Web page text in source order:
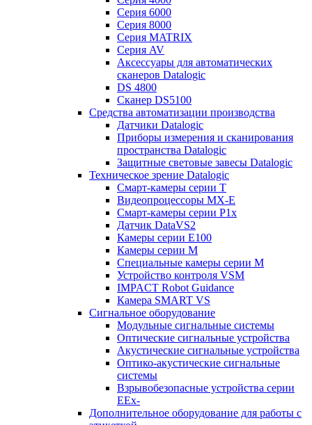
Серия 6000
Серия 8000
Серия MATRIX
Серия AV
Аксессуары для автоматических
сканеров Datalogic
DS 4800
Сканер DS5100
Средства автоматизации производства
Датчики Datalogic
Приборы измерения и сканирования
пространства Datalogic
Защитные световые завесы Datalogic
Техническое зрение Datalogic
Смарт-камеры серии T
Видеопроцессоры MX-E
Смарт-камеры серии P1x
Датчик DataVS2
Камеры серии E100
Камеры серии M
Специальные камеры серии M
Устройство контроля VSM
IMPACT Robot Guidance
Камера SMART VS
Cигнальное оборудование
Модульные сигнальные системы
Оптические сигнальные устройства
Акустические сигнальные устройства
Оптико-акустические сигнальные
системы
Взрывобезопасные устройства серии
EEx-
Дополнительное оборудование для работы с